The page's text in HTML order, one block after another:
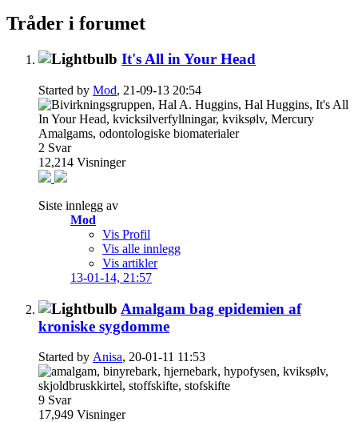
Tråder i forumet
It's All in Your Head
Started by Mod, 21-09-13 20:54
2 Svar
12,214 Visninger
Siste innlegg av
Mod
Vis Profil
Vis alle innlegg
Vis artikler
13-01-14, 21:57
Amalgam bag epidemien af
kroniske sygdomme
Started by Anisa, 20-01-11 11:53
9 Svar
17,949 Visninger